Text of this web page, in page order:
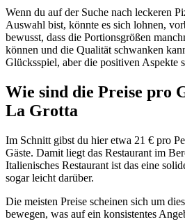
Wenn du auf der Suche nach leckeren
Auswahl bist, könnte es sich lohnen,
bewusst, dass die Portionsgrößen
können und die Qualität schwanken
Glücksspiel, aber die positiven Aspekte
Wie sind die Preise pro
La Grotta
Im Schnitt gibst du hier etwa 21 € pro
Gäste. Damit liegt das Restaurant im
Italienisches Restaurant ist das eine
sogar leicht darüber.
Die meisten Preise scheinen sich um
bewegen, was auf ein konsistentes